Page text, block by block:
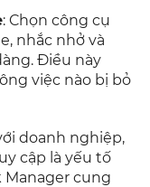
: Chọn công cụ
nhắc nhở và
Điều này
việc nào bị bỏ
doanh nghiệp,
cập là yếu tố
Manager cung